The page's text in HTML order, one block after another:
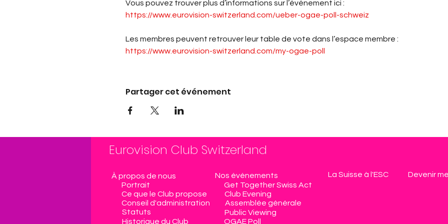
Vous pouvez trouver plus d’informations sur l’événement ici :
https://www.eurovision-switzerland.com/ueber-ogae-poll-schweiz
Les membres peuvent retrouver leur table de vote dans l’espace membre :
https://www.eurovision-switzerland.com/my-ogae-poll
Partager cet événement
Eurovision Club Switzerland
À propos de nous Nos événements Devenir
La Suisse à l'ESC
Portrait
Get Together Swiss Act
Ce que le Club propose
Club Evening
Conseil d'administration
Assemblée générale
Statuts
Public Viewing
Historique du Club
OGAE Poll